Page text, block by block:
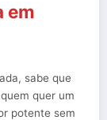
em
sabe que
quer um
potente sem